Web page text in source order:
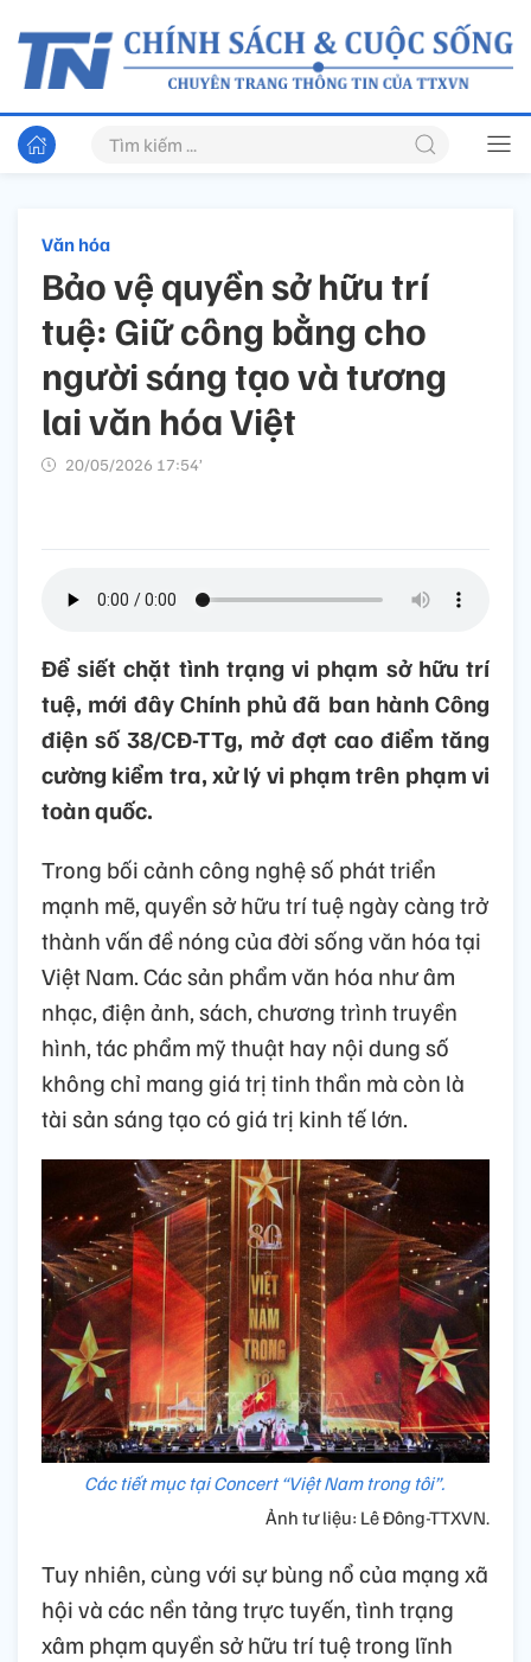
Văn hóa
Bảo vệ quyền sở hữu trí
tuệ: Giữ công bằng cho
người sáng tạo và tương
lai văn hóa Việt
20/05/2026 17:54’
Để siết chặt tình trạng vi phạm sở hữu trí
tuệ, mới đây Chính phủ đã ban hành Công
điện số 38/CĐ-TTg, mở đợt cao điểm tăng
cường kiểm tra, xử lý vi phạm trên phạm vi
toàn quốc.
Trong bối cảnh công nghệ số phát triển
mạnh mẽ, quyền sở hữu trí tuệ ngày càng trở
thành vấn đề nóng của đời sống văn hóa tại
Việt Nam. Các sản phẩm văn hóa như âm
nhạc, điện ảnh, sách, chương trình truyền
hình, tác phẩm mỹ thuật hay nội dung số
không chỉ mang giá trị tinh thần mà còn là
tài sản sáng tạo có giá trị kinh tế lớn.
Các tiết mục tại Concert “Việt Nam trong tôi”.
Ảnh tư liệu: Lê Đông-TTXVN.
Tuy nhiên, cùng với sự bùng nổ của mạng xã
hội và các nền tảng trực tuyến, tình trạng
xâm phạm quyền sở hữu trí tuệ trong lĩnh